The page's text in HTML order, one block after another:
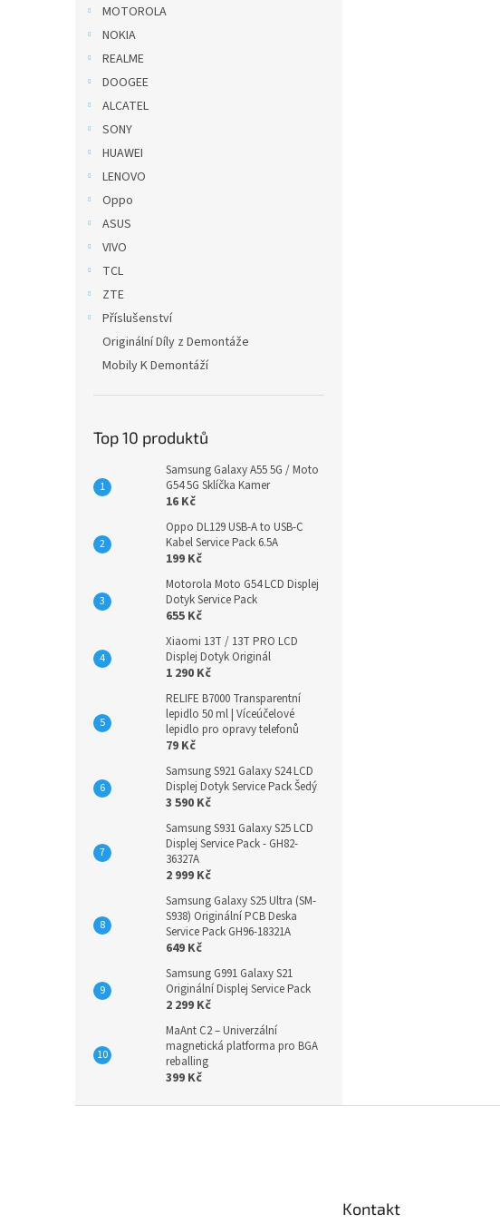
MOTOROLA
NOKIA
REALME
DOOGEE
ALCATEL
SONY
HUAWEI
LENOVO
Oppo
ASUS
VIVO
TCL
ZTE
Příslušenství
Originální Díly z Demontáže
Mobily K Demontáží
Top 10 produktů
Samsung Galaxy A55 5G / Moto
G54 5G Sklíčka Kamer
16 Kč
Oppo DL129 USB-A to USB-C
Kabel Service Pack 6.5A
199 Kč
Motorola Moto G54 LCD Displej
Dotyk Service Pack
655 Kč
Xiaomi 13T / 13T PRO LCD
Displej Dotyk Originál
1 290 Kč
RELIFE B7000 Transparentní
lepidlo 50 ml | Víceúčelové
lepidlo pro opravy telefonů
79 Kč
Samsung S921 Galaxy S24 LCD
Displej Dotyk Service Pack Šedý
3 590 Kč
Samsung S931 Galaxy S25 LCD
Displej Service Pack - GH82-
36327A
2 999 Kč
Samsung Galaxy S25 Ultra (SM-
S938) Originální PCB Deska
Service Pack GH96-18321A
649 Kč
Samsung G991 Galaxy S21
Originální Displej Service Pack
2 299 Kč
MaAnt C2 – Univerzální
magnetická platforma pro BGA
reballing
399 Kč
Kontakt